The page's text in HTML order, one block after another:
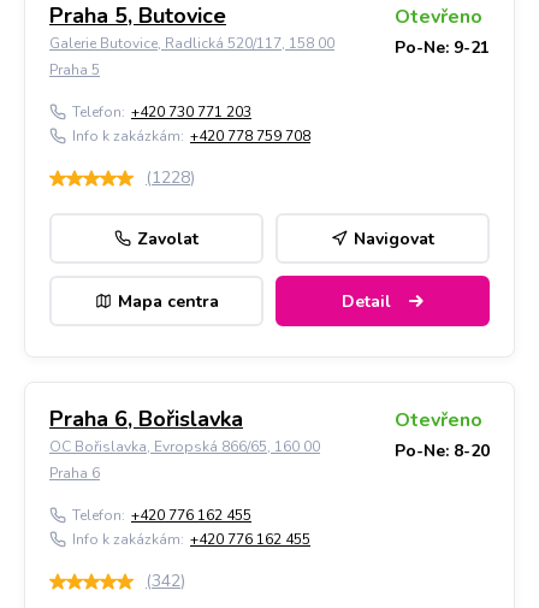
Praha 5, Butovice
Galerie Butovice, Radlická 520/117, 158 00
Praha 5
Otevřeno
Po-Ne: 9-21
Telefon: +420 730 771 203
Info k zakázkám: +420 778 759 708
(1228)
Zavolat Navigovat
Mapa centra Detail
Praha 6, Bořislavka
OC Bořislavka, Evropská 866/65, 160 00
Praha 6
Otevřeno
Po-Ne: 8-20
Telefon: +420 776 162 455
Info k zakázkám: +420 776 162 455
(342)